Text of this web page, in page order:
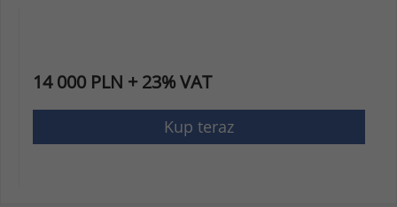
14 000 PLN + 23% VAT
Kup teraz